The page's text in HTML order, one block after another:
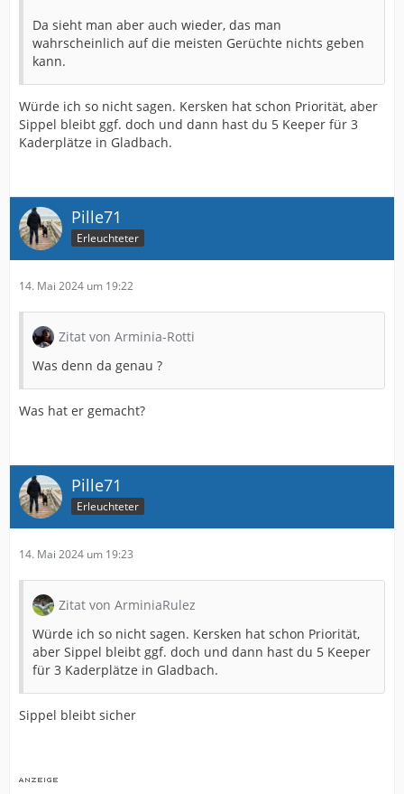
Da sieht man aber auch wieder, das man
wahrscheinlich auf die meisten Gerüchte nichts geben
kann.
Würde ich so nicht sagen. Kersken hat schon Priorität, aber
Sippel bleibt ggf. doch und dann hast du 5 Keeper für 3
Kaderplätze in Gladbach.
Pille71
Erleuchteter
14. Mai 2024 um 19:22
Zitat von Arminia-Rotti
Was denn da genau ?
Was hat er gemacht?
Pille71
Erleuchteter
14. Mai 2024 um 19:23
Zitat von ArminiaRulez
Würde ich so nicht sagen. Kersken hat schon Priorität,
aber Sippel bleibt ggf. doch und dann hast du 5 Keeper
für 3 Kaderplätze in Gladbach.
Sippel bleibt sicher